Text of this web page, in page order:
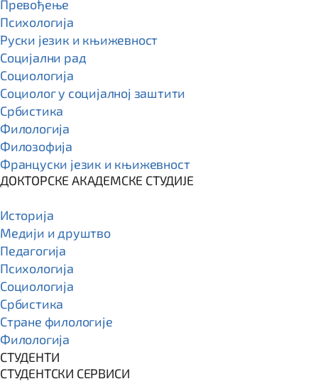
Превођење
Психологија
Руски језик и књижевност
Социјални рад
Социологија
Социолог у социјалној заштити
Србистика
Филологија
Филозофија
Француски језик и књижевност
ДОКТОРСКЕ АКАДЕМСКЕ СТУДИЈЕ
Историја
Медији и друштво
Педагогија
Психологија
Социологија
Србистика
Стране филологије
Филологија
СТУДЕНТИ
СТУДЕНТСКИ СЕРВИСИ